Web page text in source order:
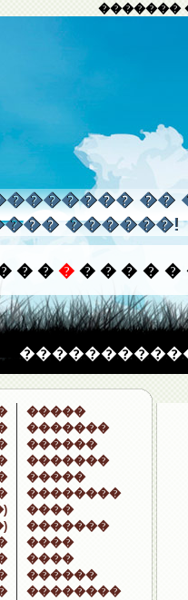
�������
��
������!
� � � � � � � �
�����
�������
������
�������
�����
��������
����
�������
����
����
������
��������